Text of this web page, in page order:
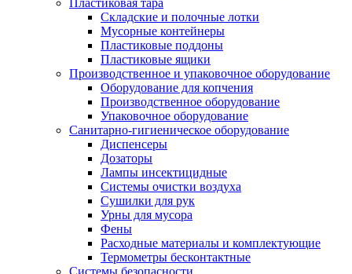
Пластиковая тара
Складские и полочные лотки
Мусорные контейнеры
Пластиковые поддоны
Пластиковые ящики
Производственное и упаковочное оборудование
Оборудование для копчения
Производственное оборудование
Упаковочное оборудование
Санитарно-гигиеническое оборудование
Диспенсеры
Дозаторы
Лампы инсектицидные
Системы очистки воздуха
Сушилки для рук
Урны для мусора
Фены
Расходные материалы и комплектующие
Термометры бесконтактные
Системы безопасности